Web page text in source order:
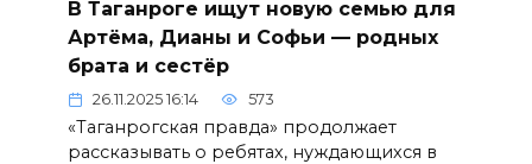
В Таганроге ищут новую семью для
Артёма, Дианы и Софьи — родных
брата и сестёр
26.11.2025 16:14 573
«Таганрогская правда» продолжает
рассказывать о ребятах, нуждающихся в